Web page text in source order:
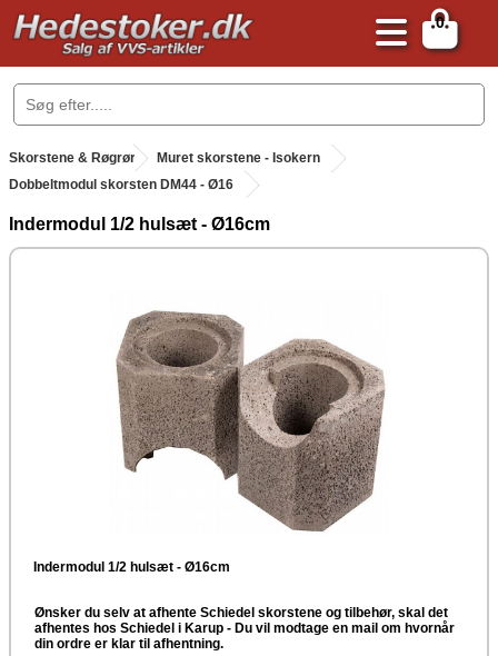
0
.
Skorstene & Røgrør .
Muret skorstene - Isokern
Dobbeltmodul skorsten DM44 - Ø16
Indermodul 1/2 hulsæt - Ø16cm
Indermodul 1/2 hulsæt - Ø16cm
Ønsker du selv at afhente Schiedel skorstene og tilbehør, skal det
afhentes hos Schiedel i Karup - Du vil modtage en mail om hvornår
din ordre er klar til afhentning.